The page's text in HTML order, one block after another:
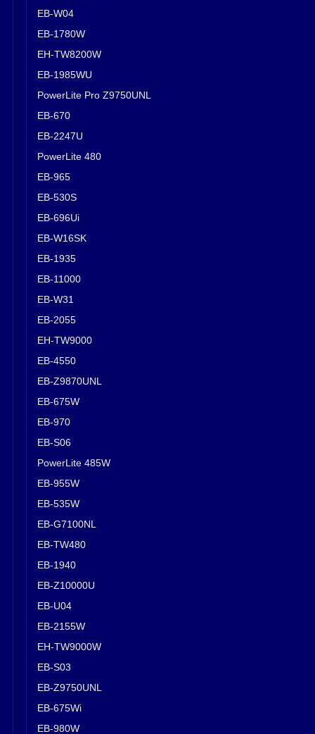
EB-W04
EB-1780W
EH-TW8200W
EB-1985WU
PowerLite Pro Z9750UNL
EB-670
EB-2247U
PowerLite 480
EB-965
EB-530S
EB-696Ui
EB-W16SK
EB-1935
EB-11000
EB-W31
EB-2055
EH-TW9000
EB-4550
EB-Z9870UNL
EB-675W
EB-970
EB-S06
PowerLite 485W
EB-955W
EB-535W
EB-G7100NL
EB-TW480
EB-1940
EB-Z10000U
EB-U04
EB-2155W
EH-TW9000W
EB-S03
EB-Z9750UNL
EB-675Wi
EB-980W